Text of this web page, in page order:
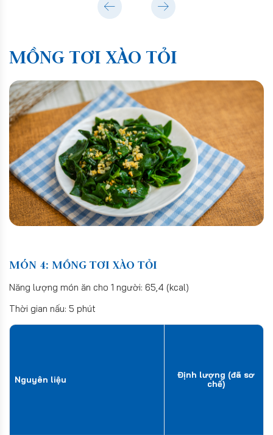
MỒNG TƠI XÀO TỎI
MÓN 4: MỒNG TƠI XÀO TỎI
Năng lượng món ăn cho 1 người: 65,4 (kcal)
Thời gian nấu: 5 phút
Nguyên liệu
Định lượng (đã sơ
chế)